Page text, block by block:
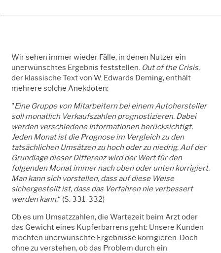
Wir sehen immer wieder Fälle, in denen Nutzer ein
unerwünschtes Ergebnis feststellen. Out of the Crisis,
der klassische Text von W. Edwards Deming, enthält
mehrere solche Anekdoten:
"Eine Gruppe von Mitarbeitern bei einem Autohersteller
soll monatlich Verkaufszahlen prognostizieren. Dabei
werden verschiedene Informationen berücksichtigt.
Jeden Monat ist die Prognose im Vergleich zu den
tatsächlichen Umsätzen zu hoch oder zu niedrig. Auf der
Grundlage dieser Differenz wird der Wert für den
folgenden Monat immer nach oben oder unten korrigiert.
Man kann sich vorstellen, dass auf diese Weise
sichergestellt ist, dass das Verfahren nie verbessert
werden kann.“ (S. 331-332)
Ob es um Umsatzzahlen, die Wartezeit beim Arzt oder
das Gewicht eines Kupferbarrens geht: Unsere Kunden
möchten unerwünschte Ergebnisse korrigieren. Doch
ohne zu verstehen, ob das Problem durch ein